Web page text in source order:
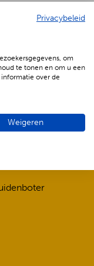
Privacybeleid
om
te tonen en om u een
over de
Weigeren